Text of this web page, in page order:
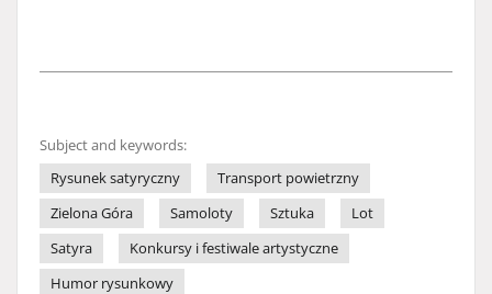
Subject and keywords:
Rysunek satyryczny
Transport powietrzny
Zielona Góra
Samoloty Sztuka
Lot
Satyra
Konkursy i festiwale artystyczne
Humor rysunkowy